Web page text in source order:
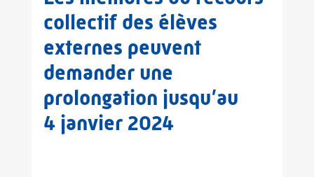
collectif des élèves
externes peuvent
demander une
prolongation jusqu’au
4 janvier 2024